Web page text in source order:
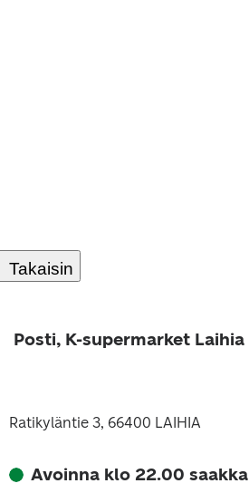
Takaisin
Posti, K-supermarket Laihia
Ratikyläntie 3, 66400 LAIHIA
Avoinna klo 22.00 saakka